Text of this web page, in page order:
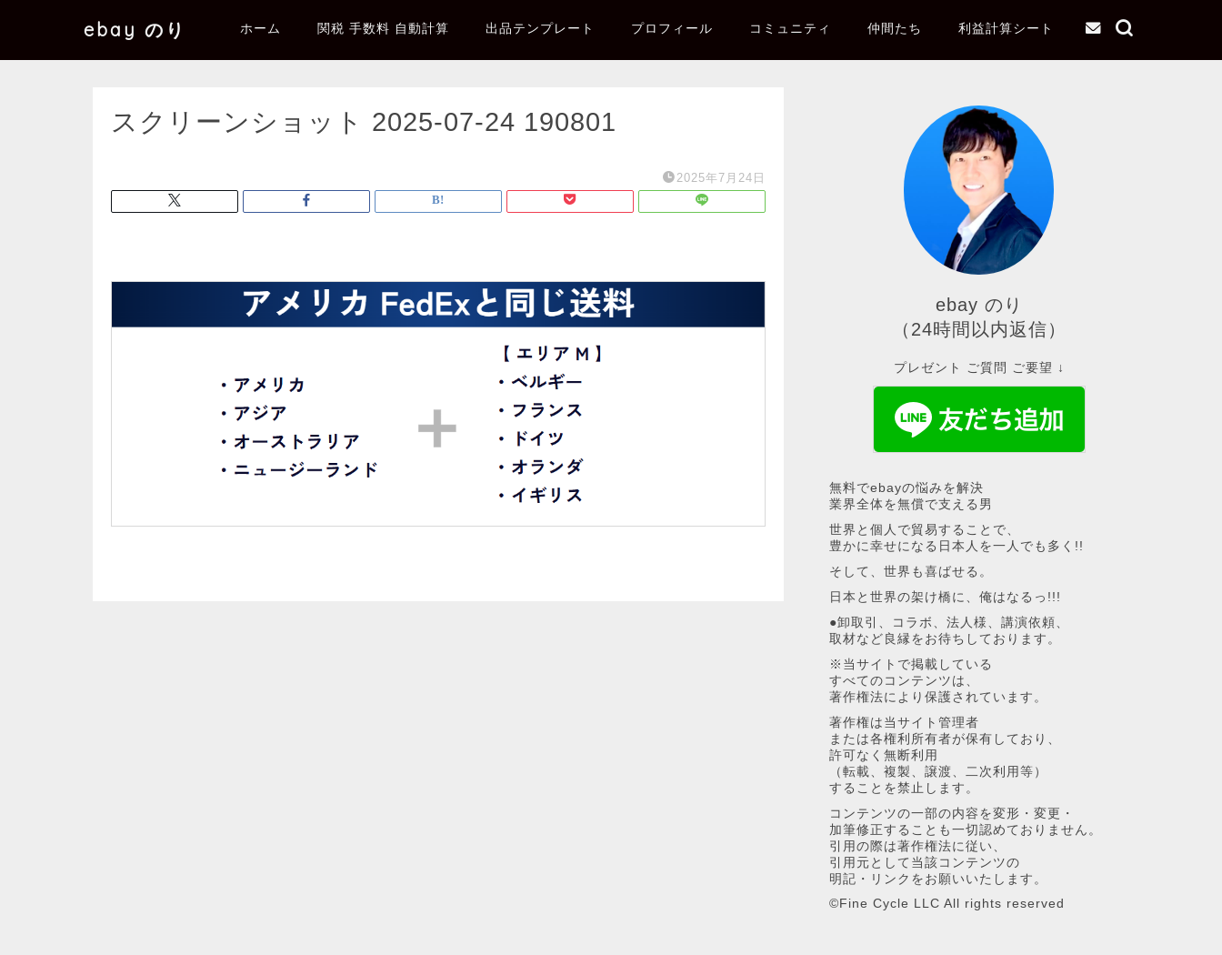
ebay のり ホーム 関税 手数料 自動計算 出品テンプレート プロフィール コミュニティ 仲間たち 利益計算シート
スクリーンショット 2025-07-24 190801
2025年7月24日
ebay のり
（24時間以内返信）
プレゼント ご質問 ご要望 ↓
無料でebayの悩みを解決
業界全体を無償で支える男
世界と個人で貿易することで、
豊かに幸せになる日本人を一人でも多く!!
そして、世界も喜ばせる。
日本と世界の架け橋に、俺はなるっ!!!
●卸取引、コラボ、法人様、講演依頼、
取材など良縁をお待ちしております。
※当サイトで掲載している
すべてのコンテンツは、
著作権法により保護されています。
著作権は当サイト管理者
または各権利所有者が保有しており、
許可なく無断利用
（転載、複製、譲渡、二次利用等）
することを禁止します。
コンテンツの一部の内容を変形・変更・
加筆修正することも一切認めておりません。
引用の際は著作権法に従い、
引用元として当該コンテンツの
明記・リンクをお願いいたします。
©︎Fine Cycle LLC All rights reserved